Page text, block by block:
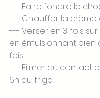
--- Faire fondre le
--- Chauffer la crème
--- Verser en 3 fois
en émulsionnant bien
fois
--- Filmer au contact
6h au frigo